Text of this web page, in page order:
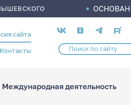
ОСНОВАН
сайта
Контакты
Социальные
сети
Международная деятельность